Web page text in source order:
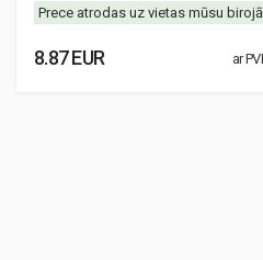
Prece atrodas uz vietas mūsu
8.87 EUR ar